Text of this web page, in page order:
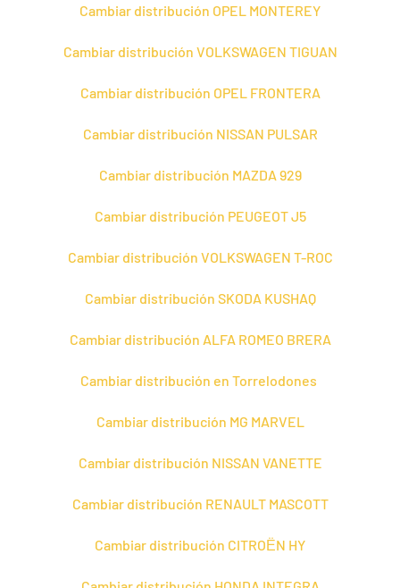
Cambiar distribución OPEL MONTEREY
Cambiar distribución VOLKSWAGEN TIGUAN
Cambiar distribución OPEL FRONTERA
Cambiar distribución NISSAN PULSAR
Cambiar distribución MAZDA 929
Cambiar distribución PEUGEOT J5
Cambiar distribución VOLKSWAGEN T-ROC
Cambiar distribución SKODA KUSHAQ
Cambiar distribución ALFA ROMEO BRERA
Cambiar distribución en Torrelodones
Cambiar distribución MG MARVEL
Cambiar distribución NISSAN VANETTE
Cambiar distribución RENAULT MASCOTT
Cambiar distribución CITROЁN HY